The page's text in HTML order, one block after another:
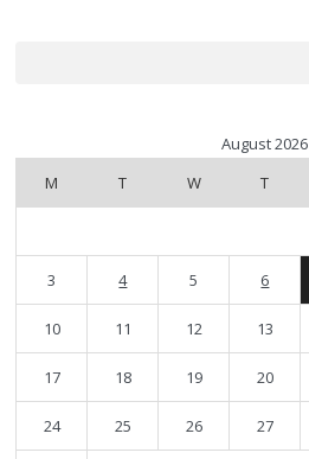
August 2026
M
T W T
3 4 5 6
10 11 12 13
17 18 19 20
24 25 26 27